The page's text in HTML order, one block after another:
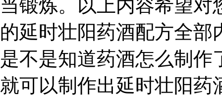
当锻炼。以上内容希望
的延时壮阳药酒配方全
是不是知道药酒怎么制
就可以制作出延时壮阳药